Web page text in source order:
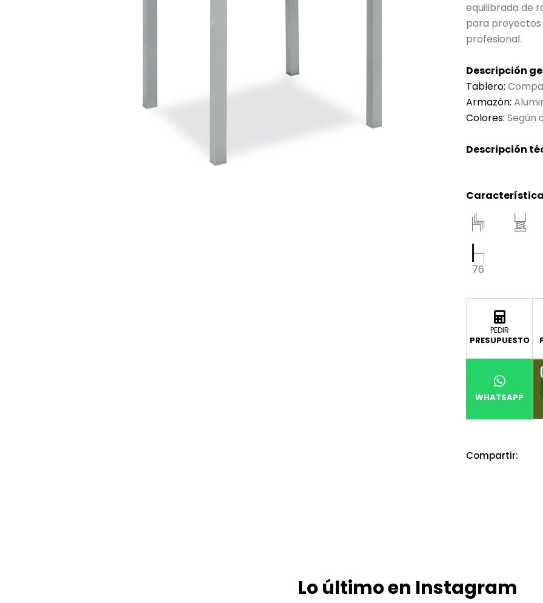
equilibrada de
para proyectos
profesional.
Descripción
Tablero:
Armazón:
Colores: Según
Descripción
76
PEDIR
PRESUPUESTO
WHATSAPP
Compartir:
Lo último en Instagram